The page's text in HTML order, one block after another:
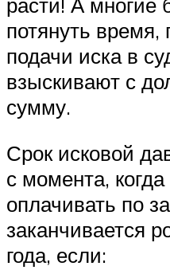
потянуть время,
подачи иска в
взыскивают с
сумму.
Срок исковой
с момента,
оплачивать по
заканчивается
года, если: